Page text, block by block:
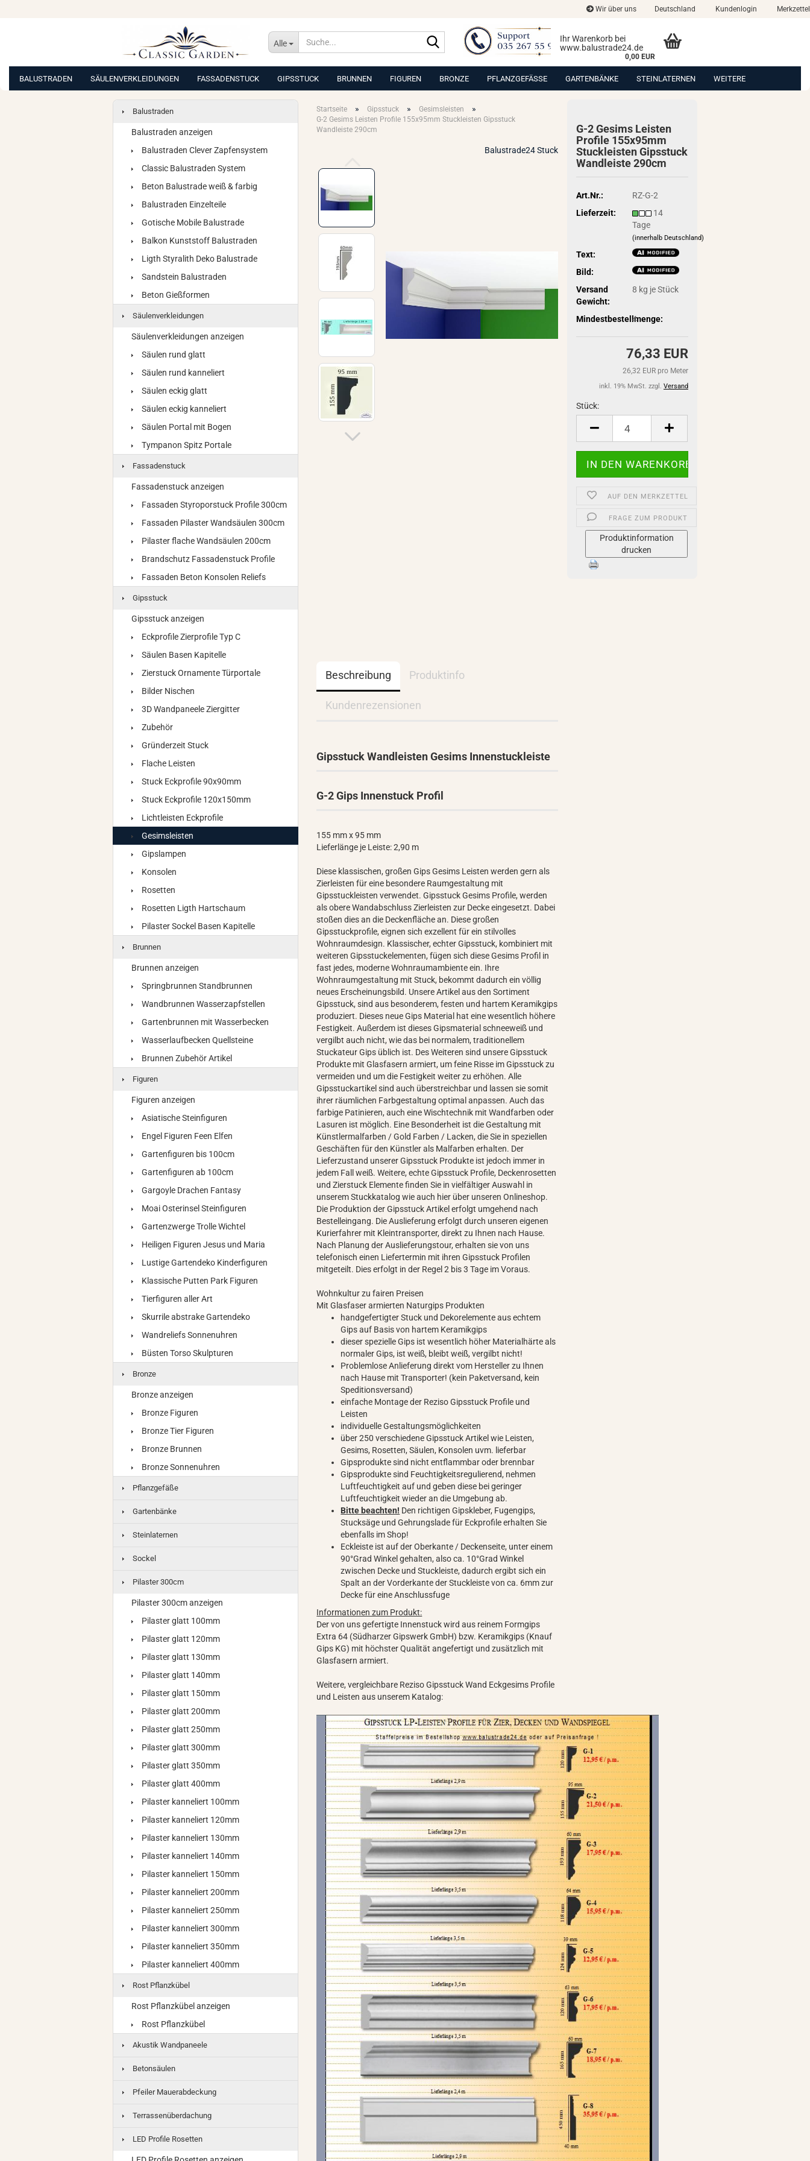
Wir über uns Deutschland Kundenlogin Merkzettel
Alle
Suche...
Ihr Warenkorb bei
www.balustrade24.de
0,00 EUR
BALUSTRADEN SÄULENVERKLEIDUNGEN FASSADENSTUCK GIPSSTUCK BRUNNEN FIGUREN BRONZE PFLANZGEFÄSSE GARTENBÄNKE STEINLATERNEN WEITERE
Startseite » Gipsstuck » Gesimsleisten »
G-2 Gesims Leisten Profile 155x95mm Stuckleisten Gipsstuck
Wandleiste 290cm
Balustrade24 Stuck
G-2 Ge­sims Leis­ten
Pro­fi­le 155x95mm
Stuck­leis­ten Gips­stuck
Wand­leis­te 290cm
Art.Nr.:
RZ-G-2
Lieferzeit:
14
Tage
(innerhalb Deutschland)
Text:
Bild:
Versand
Gewicht:
8 kg je Stück
Mindestbestellmenge:
4
76,33 EUR
26,32 EUR pro Meter
inkl. 19% MwSt. zzgl. Versand
Stück:
Stück
AUF DEN MERKZETTEL
FRAGE ZUM PRODUKT
Produktinformation
drucken
Beschreibung Produktinfo
Kundenrezensionen
Gipsstuck Wandleisten Gesims Innenstuckleiste
G-2 Gips Innenstuck Profil
155 mm x 95 mm
Lieferlänge je Leiste: 2,90 m
Diese klassischen, großen Gips Gesims Leisten werden gern als
Zierleisten für eine besondere Raumgestaltung mit
Gipsstuckleisten verwendet. Gipsstuck Gesims Profile, werden
als obere Wandabschluss Zierleisten zur Decke eingesetzt. Dabei
stoßen dies an die Deckenfläche an. Diese großen
Gipsstuckprofile, eignen sich exzellent für ein stilvolles
Wohnraumdesign. Klassischer, echter Gipsstuck, kombiniert mit
weiteren Gipsstuckelementen, fügen sich diese Gesims Profil in
fast jedes, moderne Wohnraumambiente ein. Ihre
Wohnraumgestaltung mit Stuck, bekommt dadurch ein völlig
neues Erscheinungsbild. Unsere Artikel aus den Sortiment
Gipsstuck, sind aus besonderem, festen und hartem Keramikgips
produziert. Dieses neue Gips Material hat eine wesentlich höhere
Festigkeit. Außerdem ist dieses Gipsmaterial schneeweiß und
vergilbt auch nicht, wie das bei normalem, traditionellem
Stuckateur Gips üblich ist. Des Weiteren sind unsere Gipsstuck
Produkte mit Glasfasern armiert, um feine Risse im Gipsstuck zu
vermeiden und um die Festigkeit weiter zu erhöhen. Alle
Gipsstuckartikel sind auch überstreichbar und lassen sie somit
ihrer räumlichen Farbgestaltung optimal anpassen. Auch das
farbige Patinieren, auch eine Wischtechnik mit Wandfarben oder
Lasuren ist möglich. Eine Besonderheit ist die Gestaltung mit
Künstlermalfarben / Gold Farben / Lacken, die Sie in speziellen
Geschäften für den Künstler als Malfarben erhalten. Der
Lieferzustand unserer Gipsstuck Produkte ist jedoch immer in
jedem Fall weiß. Weitere, echte Gipsstuck Profile, Deckenrosetten
und Zierstuck Elemente finden Sie in vielfältiger Auswahl in
unserem Stuckkatalog wie auch hier über unseren Onlineshop.
Die Produktion der Gipsstuck Artikel erfolgt umgehend nach
Bestelleingang. Die Auslieferung erfolgt durch unseren eigenen
Kurierfahrer mit Kleintransporter, direkt zu Ihnen nach Hause.
Nach Planung der Auslieferungstour, erhalten sie von uns
telefonisch einen Liefertermin mit ihren Gipsstuck Profilen
mitgeteilt. Dies erfolgt in der Regel 2 bis 3 Tage im Voraus.
Wohnkultur zu fairen Preisen
Mit Glasfaser armierten Naturgips Produkten
handgefertigter Stuck und Dekorelemente aus echtem
Gips auf Basis von hartem Keramikgips
dieser spezielle Gips ist wesentlich höher Materialhärte als
normaler Gips, ist weiß, bleibt weiß, vergilbt nicht!
Problemlose Anlieferung direkt vom Hersteller zu Ihnen
nach Hause mit Transporter! (kein Paketversand, kein
Speditionsversand)
einfache Montage der Reziso Gipsstuck Profile und
Leisten
individuelle Gestaltungsmöglichkeiten
über 250 verschiedene Gipsstuck Artikel wie Leisten,
Gesims, Rosetten, Säulen, Konsolen uvm. lieferbar
Gipsprodukte sind nicht entflammbar oder brennbar
Gipsprodukte sind Feuchtigkeitsregulierend, nehmen
Luftfeuchtigkeit auf und geben diese bei geringer
Luftfeuchtigkeit wieder an die Umgebung ab.
Bitte beachten! Den richtigen Gipskleber, Fugengips,
Stucksäge und Gehrungslade für Eckprofile erhalten Sie
ebenfalls im Shop!
Eckleiste ist auf der Oberkante / Deckenseite, unter einem
90°Grad Winkel gehalten, also ca. 10°Grad Winkel
zwischen Decke und Stuckleiste, dadurch ergibt sich ein
Spalt an der Vorderkante der Stuckleiste von ca. 6mm zur
Decke für eine Anschlussfuge
Informationen zum Produkt:
Der von uns gefertigte Innenstuck wird aus reinem Formgips
Extra 64 (Südharzer Gipswerk GmbH) bzw. Keramikgips (Knauf
Gips KG) mit höchster Qualität angefertigt und zusätzlich mit
Glasfasern armiert.
Weitere, vergleichbare Reziso Gipsstuck Wand Eckgesims Profile
und Leisten aus unserem Katalog:
Balustraden
Balustraden anzeigen
Balustraden Clever Zapfensystem
Classic Balustraden System
Beton Balustrade weiß & farbig
Balustraden Einzelteile
Gotische Mobile Balustrade
Balkon Kunststoff Balustraden
Ligth Styralith Deko Balustrade
Sandstein Balustraden
Beton Gießformen
Säulenverkleidungen
Säulenverkleidungen anzeigen
Säulen rund glatt
Säulen rund kanneliert
Säulen eckig glatt
Säulen eckig kanneliert
Säulen Portal mit Bogen
Tympanon Spitz Portale
Fassadenstuck
Fassadenstuck anzeigen
Fassaden Styroporstuck Profile 300cm
Fassaden Pilaster Wandsäulen 300cm
Pilaster flache Wandsäulen 200cm
Brandschutz Fassadenstuck Profile
Fassaden Beton Konsolen Reliefs
Gipsstuck
Gipsstuck anzeigen
Eckprofile Zierprofile Typ C
Säulen Basen Kapitelle
Zierstuck Ornamente Türportale
Bilder Nischen
3D Wandpaneele Ziergitter
Zubehör
Gründerzeit Stuck
Flache Leisten
Stuck Eckprofile 90x90mm
Stuck Eckprofile 120x150mm
Lichtleisten Eckprofile
Gesimsleisten
Gipslampen
Konsolen
Rosetten
Rosetten Ligth Hartschaum
Pilaster Sockel Basen Kapitelle
Brunnen
Brunnen anzeigen
Springbrunnen Standbrunnen
Wandbrunnen Wasserzapfstellen
Gartenbrunnen mit Wasserbecken
Wasserlaufbecken Quellsteine
Brunnen Zubehör Artikel
Figuren
Figuren anzeigen
Asiatische Steinfiguren
Engel Figuren Feen Elfen
Gartenfiguren bis 100cm
Gartenfiguren ab 100cm
Gargoyle Drachen Fantasy
Moai Osterinsel Steinfiguren
Gartenzwerge Trolle Wichtel
Heiligen Figuren Jesus und Maria
Lustige Gartendeko Kinderfiguren
Klassische Putten Park Figuren
Tierfiguren aller Art
Skurrile abstrake Gartendeko
Wandreliefs Sonnenuhren
Büsten Torso Skulpturen
Bronze
Bronze anzeigen
Bronze Figuren
Bronze Tier Figuren
Bronze Brunnen
Bronze Sonnenuhren
Pflanzgefäße
Gartenbänke
Steinlaternen
Sockel
Pilaster 300cm
Pilaster 300cm anzeigen
Pilaster glatt 100mm
Pilaster glatt 120mm
Pilaster glatt 130mm
Pilaster glatt 140mm
Pilaster glatt 150mm
Pilaster glatt 200mm
Pilaster glatt 250mm
Pilaster glatt 300mm
Pilaster glatt 350mm
Pilaster glatt 400mm
Pilaster kanneliert 100mm
Pilaster kanneliert 120mm
Pilaster kanneliert 130mm
Pilaster kanneliert 140mm
Pilaster kanneliert 150mm
Pilaster kanneliert 200mm
Pilaster kanneliert 250mm
Pilaster kanneliert 300mm
Pilaster kanneliert 350mm
Pilaster kanneliert 400mm
Rost Pflanzkübel
Rost Pflanzkübel anzeigen
Rost Pflanzkübel
Akustik Wandpaneele
Betonsäulen
Pfeiler Mauerabdeckung
Terrassenüberdachung
LED Profile Rosetten